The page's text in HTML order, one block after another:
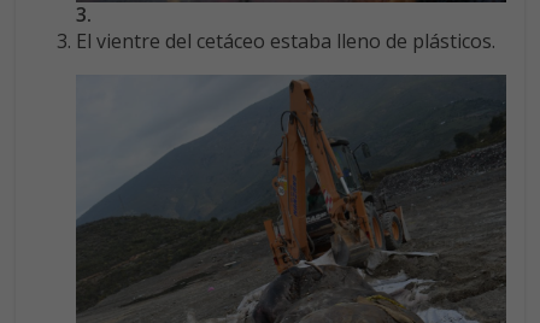
3.
El vientre del cetáceo estaba lleno de plásticos.